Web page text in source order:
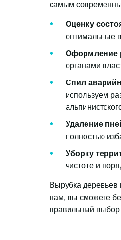
самым
Оценку
оптимальные
Оформление
органами
Спил
используем
Удаление
полностью
Уборку
чистоте и
Вырубка деревьев
нам, вы сможете
правильный выбор